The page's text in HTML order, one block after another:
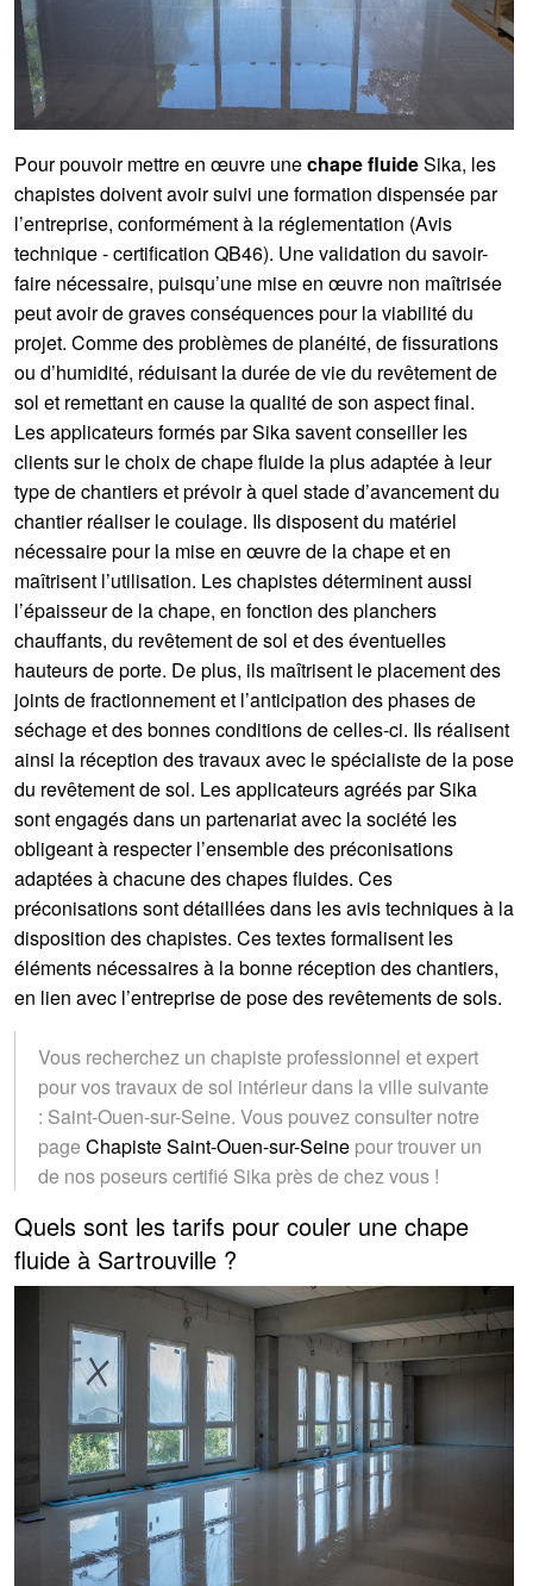
Pour pouvoir mettre en œuvre unechape fluideSika, les
chapistes doivent avoir suivi une formation dispensée par
l’entreprise, conformément à la réglementation (Avis
technique - certification QB46). Une validation du savoir-
faire nécessaire, puisqu’une mise en œuvre non maîtrisée
peut avoir de graves conséquences pour la viabilité du
projet. Comme des problèmes de planéité, de fissurations
ou d’humidité, réduisant la durée de vie du revêtement de
sol et remettant en cause la qualité de son aspect final.
Les applicateurs formés par Sika savent conseiller les
clients sur le choix de chape fluide la plus adaptée à leur
type de chantiers et prévoir à quel stade d’avancement du
chantier réaliser le coulage. Ils disposent du matériel
nécessaire pour la mise en œuvre de la chape et en
maîtrisent l’utilisation. Les chapistes déterminent aussi
l’épaisseur de la chape, en fonction des planchers
chauffants, du revêtement de sol et des éventuelles
hauteurs de porte. De plus, ils maîtrisent le placement des
joints de fractionnement et l’anticipation des phases de
séchage et des bonnes conditions de celles-ci. Ils réalisent
ainsi la réception des travaux avec le spécialiste de la pose
du revêtement de sol. Les applicateurs agréés par Sika
sont engagés dans un partenariat avec la société les
obligeant à respecter l’ensemble des préconisations
adaptées à chacune des chapes fluides. Ces
préconisations sont détaillées dans les avis techniques à la
disposition des chapistes. Ces textes formalisent les
éléments nécessaires à la bonne réception des chantiers,
en lien avec l’entreprise de pose des revêtements de sols.
Vous recherchez un chapiste professionnel et expert
pour vos travaux de sol intérieur dans la ville suivante
: Saint-Ouen-sur-Seine. Vous pouvez consulter notre
page Chapiste Saint-Ouen-sur-Seine pour trouver un
de nos poseurs certifié Sika près de chez vous !
Quels sont les tarifs pour couler une chape
fluide à Sartrouville ?